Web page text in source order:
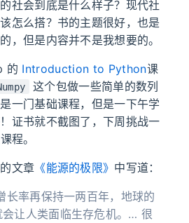
社会到底是什么样子？现代社
怎么搭？书的主题很好，也是
，但是内容并不是我想要的。
的 Introduction to Python课
这个包做一些简单的数列
一门基础课程，但是一下午学
证书就不截图了，下周挑战一
程。
文章 《能源的极限》 中写道：
长率再保持一两百年，地球的
让人类面临生存危机。… 很